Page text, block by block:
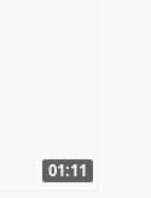
01:11